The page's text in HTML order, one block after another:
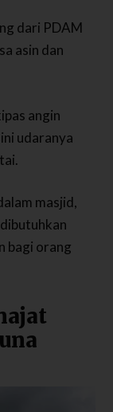
dari PDAM
asin dan
angin
udaranya
masjid,
bagi orang